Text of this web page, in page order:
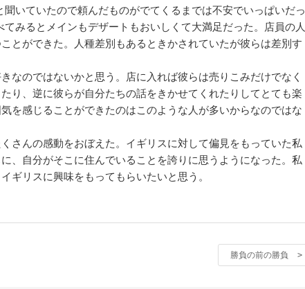
聞いていたので頼んだものがでてくるまでは不安でいっぱいだっ
てみるとメインもデザートもおいしくて大満足だった。店員の人
とができた。人種差別もあるときかされていたが彼らは差別す
なのではないかと思う。店に入れば彼らは売りこみだけでなく
り、逆に彼らが自分たちの話をきかせてくれたりしてとても楽
を感じることができたのはこのような人が多いからなのではな
さんの感動をおぼえた。イギリスに対して偏見をもっていた私
、自分がそこに住んでいることを誇りに思うようになった。私
ギリスに興味をもってもらいたいと思う。
勝負の前の勝負